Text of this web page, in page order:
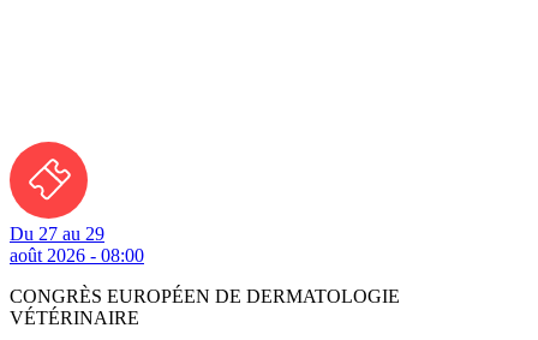
Du 27 au 29
août 2026 - 08:00
CONGRÈS EUROPÉEN DE DERMATOLOGIE
VÉTÉRINAIRE